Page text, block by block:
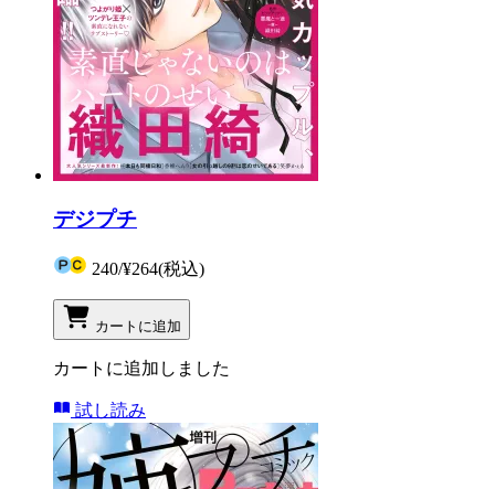
デジプチ
240/¥264(税込)
カートに追加
カートに追加しました
試し読み